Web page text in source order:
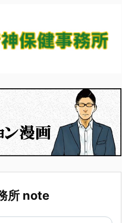
所 note